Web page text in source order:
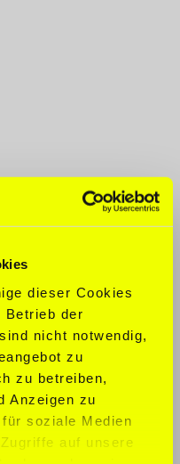
dieser Cookies
Betrieb der
nicht notwendig,
zu
zu betreiben,
Anzeigen zu
soziale Medien
auf unsere